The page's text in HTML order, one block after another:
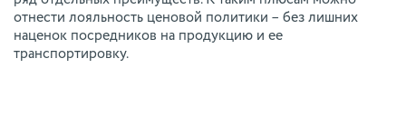
отнести лояльность ценовой политики – без лишних
наценок посредников на продукцию и ее
транспортировку.